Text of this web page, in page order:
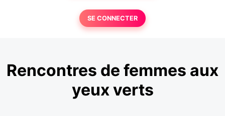
SE CONNECTER
Rencontres de femmes aux
yeux verts